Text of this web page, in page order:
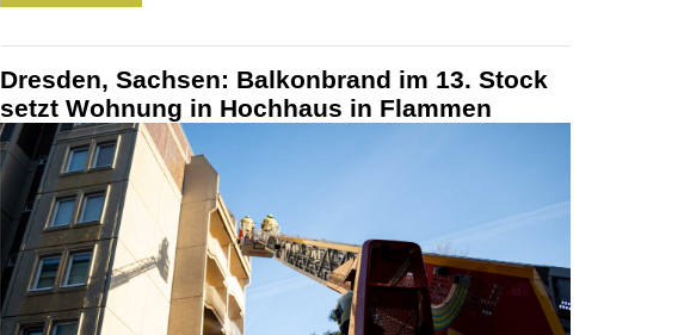
Dresden, Sachsen: Balkonbrand im 13. Stock
setzt Wohnung in Hochhaus in Flammen